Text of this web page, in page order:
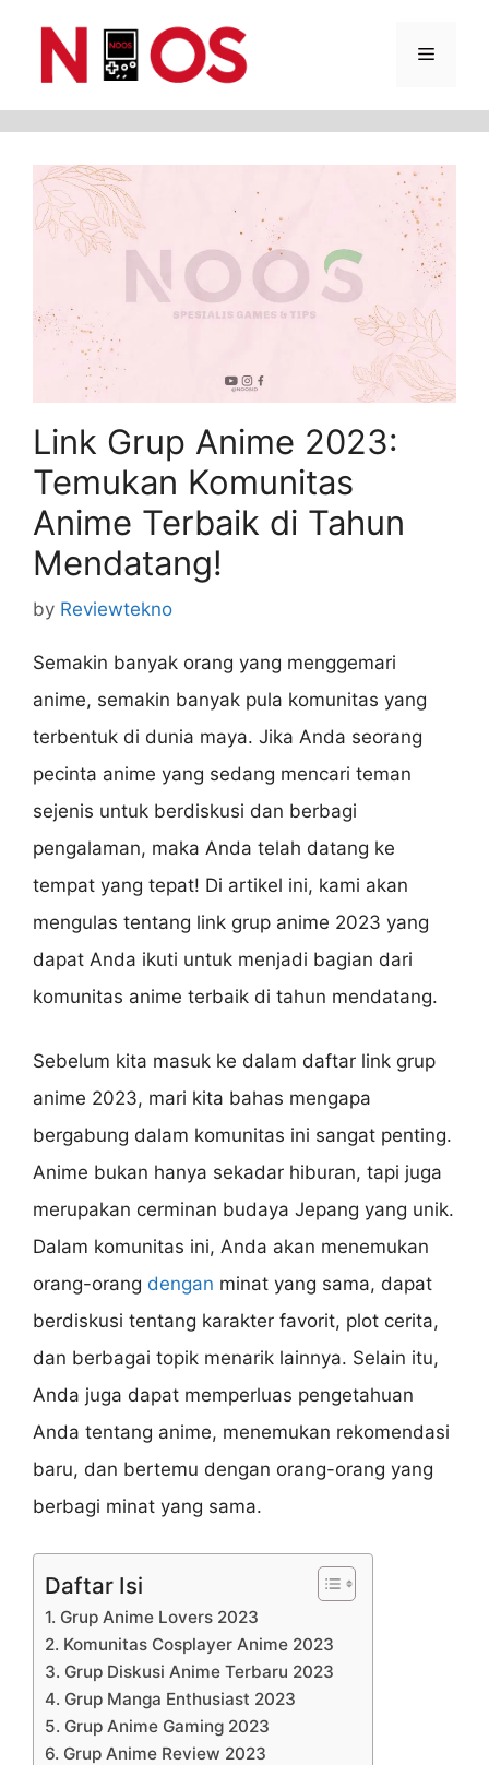
Menu
Link Grup Anime 2023:
Temukan Komunitas
Anime Terbaik di Tahun
Mendatang!
by Reviewtekno
Semakin banyak orang yang menggemari
anime, semakin banyak pula komunitas yang
terbentuk di dunia maya. Jika Anda seorang
pecinta anime yang sedang mencari teman
sejenis untuk berdiskusi dan berbagi
pengalaman, maka Anda telah datang ke
tempat yang tepat! Di artikel ini, kami akan
mengulas tentang link grup anime 2023 yang
dapat Anda ikuti untuk menjadi bagian dari
komunitas anime terbaik di tahun mendatang.
Sebelum kita masuk ke dalam daftar link grup
anime 2023, mari kita bahas mengapa
bergabung dalam komunitas ini sangat penting.
Anime bukan hanya sekadar hiburan, tapi juga
merupakan cerminan budaya Jepang yang unik.
Dalam komunitas ini, Anda akan menemukan
orang-orang dengan minat yang sama, dapat
berdiskusi tentang karakter favorit, plot cerita,
dan berbagai topik menarik lainnya. Selain itu,
Anda juga dapat memperluas pengetahuan
Anda tentang anime, menemukan rekomendasi
baru, dan bertemu dengan orang-orang yang
berbagi minat yang sama.
Daftar Isi
1. Grup Anime Lovers 2023
2. Komunitas Cosplayer Anime 2023
3. Grup Diskusi Anime Terbaru 2023
4. Grup Manga Enthusiast 2023
5. Grup Anime Gaming 2023
6. Grup Anime Review 2023